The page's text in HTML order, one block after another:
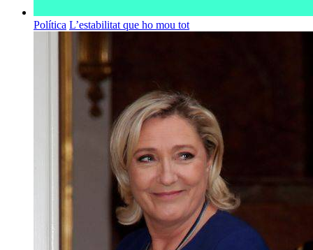
Política L’estabilitat que ho mou tot